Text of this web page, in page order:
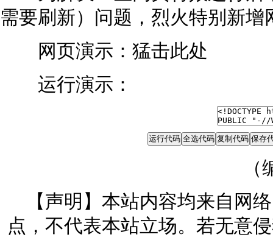
需要刷新）问题，烈火特别新增
网页演示：猛击此处
运行演示：
【声明】本站内容均来自网
点，不代表本站立场。若无意